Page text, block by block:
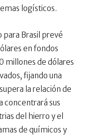
logísticos.
para Brasil prevé
en fondos
millones de dólares
fijando una
la relación de
concentrará sus
del hierro y el
de químicos y